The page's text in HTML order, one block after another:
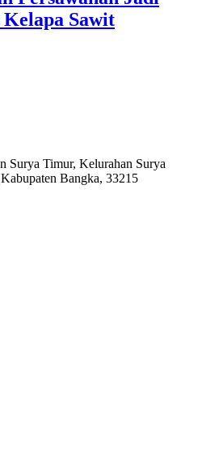
Sawit
Surya Timur, Kelurahan Surya
Bangka, 33215